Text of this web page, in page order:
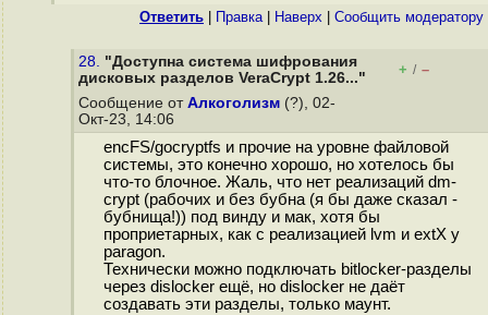
Ответить Правка| Наверх Cообщить модератору
28. "Доступна система шифрования
дисковых разделов VeraCrypt 1.26..."
+ / –
Сообщение от Алкоголизм (?), 02-
Окт-23, 14:06
encFS/gocryptfs и прочие на уровне файловой
системы, это конечно хорошо, но хотелось бы
что-то блочное. Жаль, что нет реализаций dm-
crypt (рабочих и без бубна (я бы даже сказал -
бубнища!)) под винду и мак, хотя бы
проприетарных, как с реализацией lvm и extX у
paragon.
Технически можно подключать bitlocker-разделы
через dislocker ещё, но dislocker не даёт
создавать эти разделы, только маунт.